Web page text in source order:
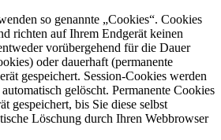
so genannte „Cookies“. Cookies
richten auf Ihrem Endgerät keinen
vorübergehend für die Dauer
oder dauerhaft (permanente
gespeichert. Session-Cookies werden
gelöscht. Permanente Cookies
gespeichert, bis Sie diese selbst
Löschung durch Ihren Webbrowser